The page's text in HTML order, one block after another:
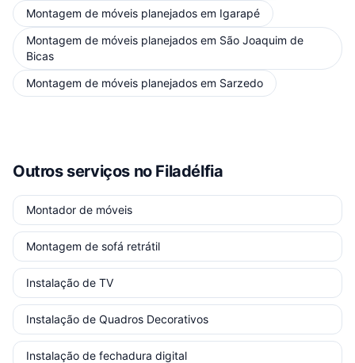
Montagem de móveis planejados em Igarapé
Montagem de móveis planejados em São Joaquim de
Bicas
Montagem de móveis planejados em Sarzedo
Outros serviços no Filadélfia
Montador de móveis
Montagem de sofá retrátil
Instalação de TV
Instalação de Quadros Decorativos
Instalação de fechadura digital